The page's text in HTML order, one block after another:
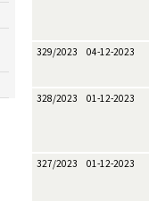
329/2023 04-12-2023
328/2023 01-12-2023
327/2023 01-12-2023